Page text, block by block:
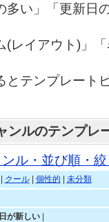
多い」「更新日
(レイアウト)」
とテンプレート
ンルのテンプレ
ンル・並び順・
クール| 個性的
未分類
が新しい|